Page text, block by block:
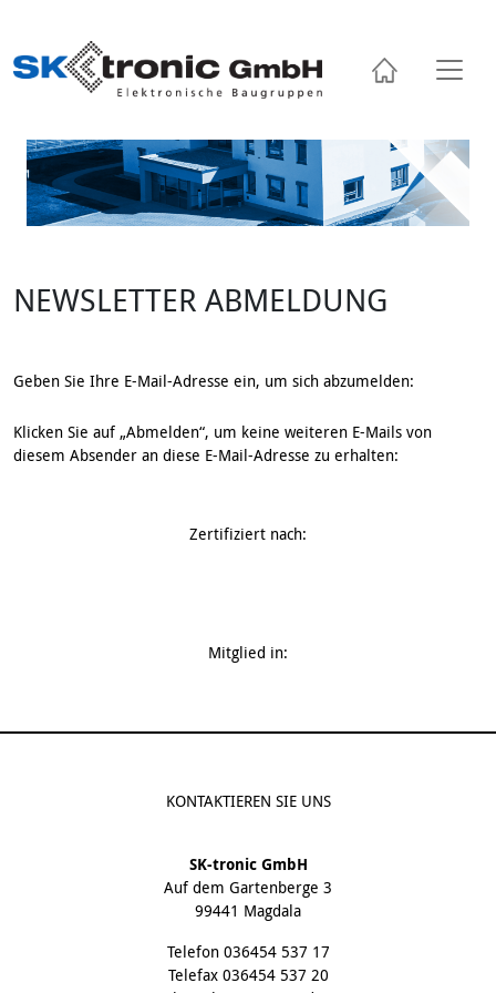
content
NEWSLETTER ABMELDUNG
Geben Sie Ihre E-Mail-Adresse ein, um sich abzumelden:
Klicken Sie auf „Abmelden“, um keine weiteren E-Mails von
diesem Absender an diese E-Mail-Adresse zu erhalten:
Zertifiziert nach:
Mitglied in:
KONTAKTIEREN SIE UNS
SK-tronic GmbH
Auf dem Gartenberge 3
99441 Magdala
Telefon 036454 537 17
Telefax 036454 537 20